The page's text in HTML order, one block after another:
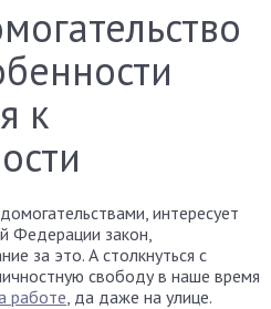
к
интересует
Федерации закон,
за это. А столкнуться с
свободу в наше время
работе, да даже на улице.